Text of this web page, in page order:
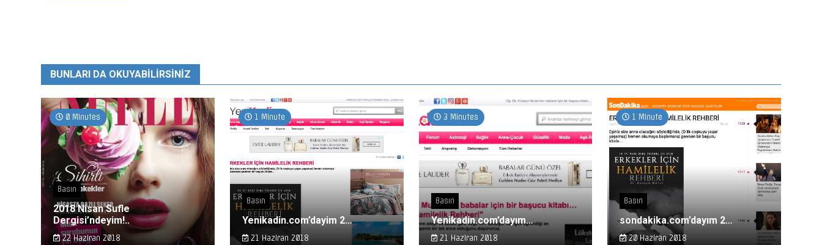
BUNLARI DA OKUYABILIRSINIZ
0 Minutes
Basın
2018 Nisan Sufle
Dergisi’ndeyim!..
22 Haziran 2018
1 Minute
Basın
Yenikadin.com’dayim 2…
21 Haziran 2018
3 Minutes
Basın
Yenikadin.com’dayım…
21 Haziran 2018
1 Minute
Basın
sondakika.com’dayım 2…
20 Haziran 2018